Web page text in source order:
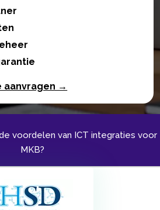
aanvragen →
voordelen van ICT integraties voor
MKB?